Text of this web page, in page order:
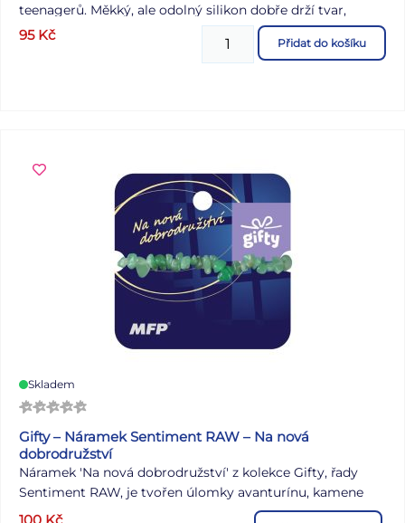
teenagerů. Měkký, ale odolný silikon dobře drží tvar,
nevadí mu nečistoty a údržba je otázkou chvilky. Zapínání
na zip udrží mince, bankovky i drobnosti bezpečně na
ozdobný pin Barva: růžová Materiál: silikon Rozměr: cca 8
x 10 cm Uvedená cena je za 1 balení.
95 Kč Přidat do košíku
Skladem
Gifty – Náramek Sentiment RAW – Na nová
dobrodružství
Náramek 'Na nová dobrodružství' z kolekce Gifty, řady
Sentiment RAW, je tvořen úlomky avanturínu, kamene
symbolizujícího čerstvé začátky a otevřenost novým